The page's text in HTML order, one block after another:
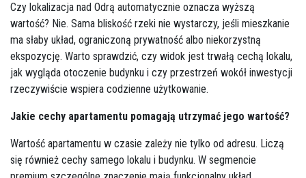
Czy lokalizacja nad Odrą automatycznie oznacza wyższą
wartość? Nie. Sama bliskość rzeki nie wystarczy, jeśli mieszkanie
ma słaby układ, ograniczoną prywatność albo niekorzystną
ekspozycję. Warto sprawdzić, czy widok jest trwałą cechą lokalu,
jak wygląda otoczenie budynku i czy przestrzeń wokół inwestycji
rzeczywiście wspiera codzienne użytkowanie.
Jakie cechy apartamentu pomagają utrzymać jego wartość?
Wartość apartamentu w czasie zależy nie tylko od adresu. Liczą
się również cechy samego lokalu i budynku. W segmencie